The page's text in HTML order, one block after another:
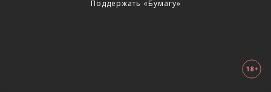
Поддержать «Бумагу»